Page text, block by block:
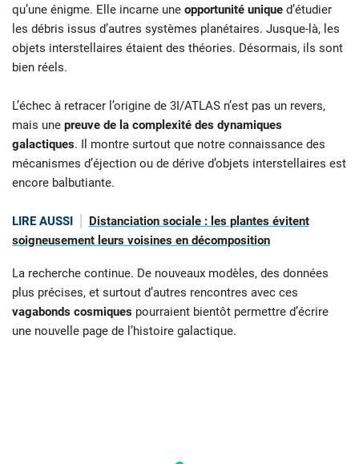
qu’une énigme. Elle incarne une opportunité unique d’étudier
les débris issus d’autres systèmes planétaires. Jusque-là, les
objets interstellaires étaient des théories. Désormais, ils sont
bien réels.
L’échec à retracer l’origine de 3I/ATLAS n’est pas un revers,
mais une preuve de la complexité des dynamiques
galactiques. Il montre surtout que notre connaissance des
mécanismes d’éjection ou de dérive d’objets interstellaires est
encore balbutiante.
LIRE AUSSI
Distanciation sociale : les plantes évitent
soigneusement leurs voisines en décomposition
La recherche continue. De nouveaux modèles, des données
plus précises, et surtout d’autres rencontres avec ces
vagabonds cosmiques pourraient bientôt permettre d’écrire
une nouvelle page de l’histoire galactique.